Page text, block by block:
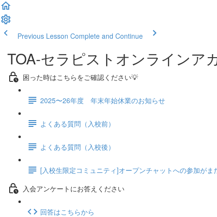
Previous Lesson Complete and Continue
TOA-セラピストオンラインア
困った時はこちらをご確認ください💡
2025〜26年度 年末年始休業のお知らせ
よくある質問（入校前）
よくある質問（入校後）
[入校生限定コミュニティ]オープンチャットへの参加がま
入会アンケートにお答えください
回答はこちらから